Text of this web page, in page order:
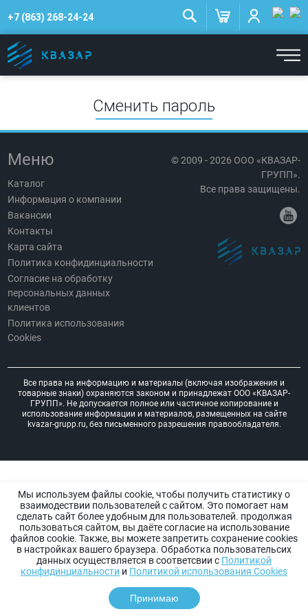
+7 (863) 268-24-24
Сменить пароль
Меню
Каталог
Информация о компании
Вакансии
Контакты
Карта сайта
Политика конфидинциальности
Согласие на обработку
персональных данных
клиентов
Политика использования
Cookies
© 2009 - 2026 ООО «КВАЗАР-
ГРУПП».
Все права защищены.
Все права на информацию и материалы (включая изображения и
товарные знаки) охраняются законом и принадлежат ООО «КВАЗАР-
ГРУПП». Не допускается полное или частичное копирование и
использование информации и материалов, размещенных на сайте
kvazar-grupp.ru, без письменного разрешения правообладателя.
Мы используем файлы cookie, чтобы получить статистику о
взаимодествии пользователей с сайтом. Это помогает нам
сделать сайт более удобным для пользователей. продолжая
пользоваться сайтом, вы даёте согласие на использование
файлов cookie. Также, вы можете запретить сохранение cookies
в настройках вашего браузера. Обработка пользовательсих
данных осуществляется в соответсвии с Политикой
конфидинциальности и Политикой использования Cookies
Принимаю